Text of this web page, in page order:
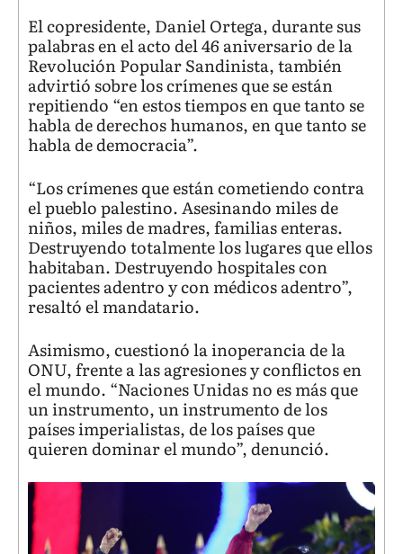
El copresidente, Daniel Ortega, durante sus
palabras en el acto del 46 aniversario de la
Revolución Popular Sandinista, también
advirtió sobre los crímenes que se están
repitiendo “en estos tiempos en que tanto se
habla de derechos humanos, en que tanto se
habla de democracia”.
“Los crímenes que están cometiendo contra
el pueblo palestino. Asesinando miles de
niños, miles de madres, familias enteras.
Destruyendo totalmente los lugares que ellos
habitaban. Destruyendo hospitales con
pacientes adentro y con médicos adentro”,
resaltó el mandatario.
Asimismo, cuestionó la inoperancia de la
ONU, frente a las agresiones y conflictos en
el mundo. “Naciones Unidas no es más que
un instrumento, un instrumento de los
países imperialistas, de los países que
quieren dominar el mundo”, denunció.